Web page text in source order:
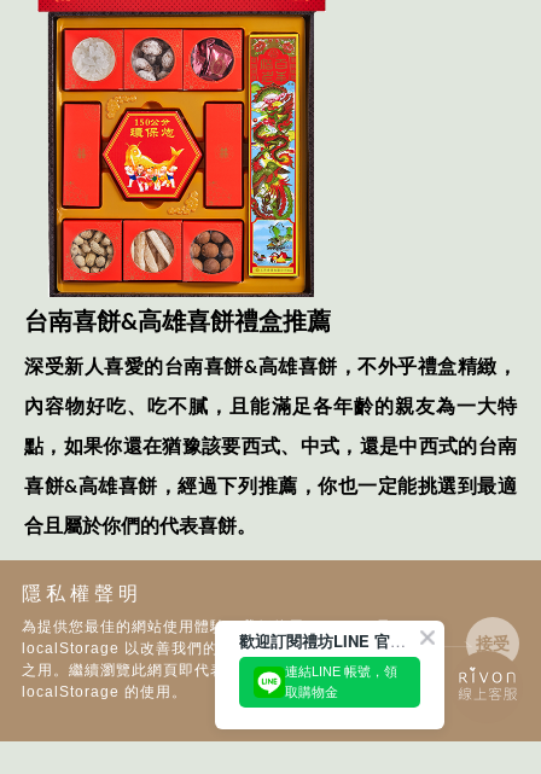
隱私權聲明
為提供您最佳的網站使用體驗，我們使用 Cookies 及
localStorage 以改善我們的網頁，以作為技術、分析、行銷
之用。繼續瀏覽此網頁即代表您同意 Cookies 及
localStorage 的使用。
接受
台南喜餅&高雄喜餅禮盒推薦
深受新人喜愛的台南喜餅&高雄喜餅，不外乎禮盒精緻，
內容物好吃、吃不膩，且能滿足各年齡的親友為一大特
點，如果你還在猶豫該要西式、中式，還是中西式的台南
喜餅&高雄喜餅，經過下列推薦，你也一定能挑選到最適
合且屬於你們的代表喜餅。
西式台南喜餅
守護｜西式
歡迎訂閱禮坊LINE 官方帳號
連結LINE 帳號，領
取購物金